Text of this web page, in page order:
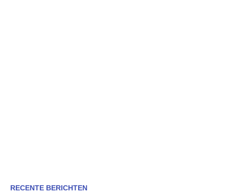
RECENTE BERICHTEN